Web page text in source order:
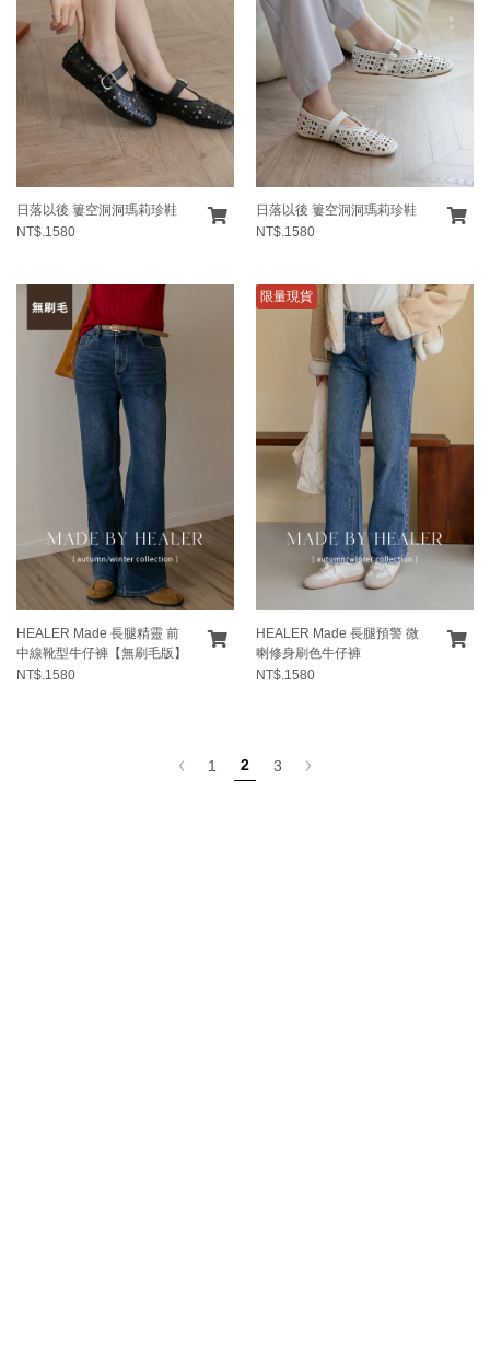
日落以後 簍空洞洞瑪莉珍鞋
NT$.1580
日落以後 簍空洞洞瑪莉珍鞋
NT$.1580
HEALER Made 長腿精靈 前
中線靴型牛仔褲【無刷毛版】
NT$.1580
限量現貨
HEALER Made 長腿預警 微
喇修身刷色牛仔褲
NT$.1580
1 2 3